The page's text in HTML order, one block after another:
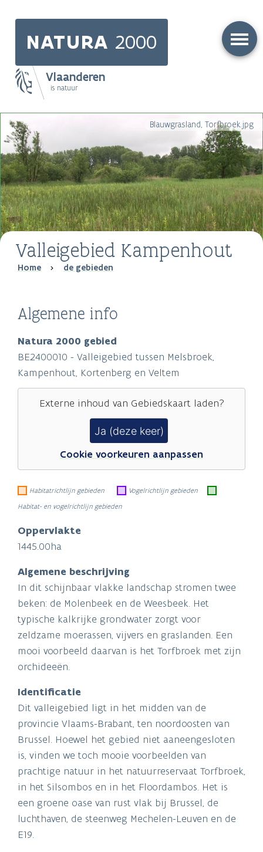
NATURA 2000
Vlaanderen
is natuur
Main
navigation
Blauwgrasland, Torfbroek.jpg
Valleigebied Kampenhout
Breadcrumb
Home de gebieden
Algemene info
Natura 2000 gebied
BE2400010 - Valleigebied tussen Melsbroek,
Kampenhout, Kortenberg en Veltem
Externe inhoud van Gebiedskaartladen?
Ja (deze keer)
Cookie voorkeuren aanpassen
Habitatrichtlijn gebieden
Vogelrichtlijn gebieden
Habitat- en vogelrichtlijn gebieden
Oppervlakte
1445.00ha
Algemene beschrijving
In dit schijnbaar vlakke landschap stromen twee
beken: de Molenbeek en de Weesbeek. Het
typische kalkrijke grondwater zorgt voor
zeldzame moerassen, vijvers en graslanden. Een
mooi voorbeeld daarvan is het Torfbroek met zijn
orchideeën.
Identificatie
Dit valleigebied ligt in het midden van de
provincie Vlaams-Brabant, ten noordoosten van
Brussel. Hoewel het gebied niet aaneengesloten
is, vinden we toch mooie voorbeelden van
prachtige natuur in het natuurreservaat Torfbroek,
in het Silsombos en in het Floordambos. Het is
een groene oase van rust vlak bij Brussel, de
luchthaven, de steenweg Mechelen-Leuven en de
E19.